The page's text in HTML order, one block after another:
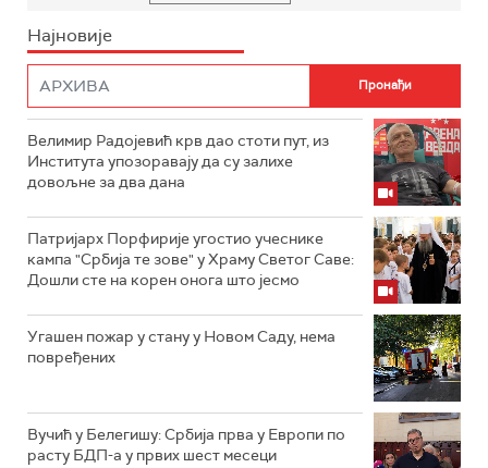
Најновије
Велимир Радојевић крв дао стоти пут, из
Института упозоравају да су залихе
довољне за два дана
Патријарх Порфирије угостио учеснике
кампа "Србија те зове" у Храму Светог Саве:
Дошли сте на корен онога што јесмо
Угашен пожар у стану у Новом Саду, нема
повређених
Вучић у Белегишу: Србија прва у Европи по
расту БДП-а у првих шест месеци